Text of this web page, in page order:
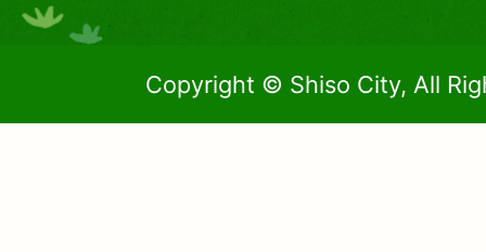
Copyright © Shiso City, All